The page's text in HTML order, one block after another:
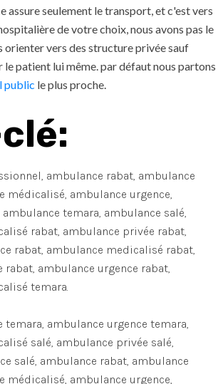
assure seulement le transport, et c'est vers
de votre choix, nous avons pas le
orienter vers des structure privée sauf
le patient lui même. par défaut nous partons
public le plus proche.
ambulance rabat, ambulance
médicalisé, ambulance urgence,
temara, ambulance salé,
rabat, ambulance privée rabat,
rabat, ambulance medicalisé rabat,
rabat, ambulance urgence rabat,
temara.
temara, ambulance urgence temara,
salé, ambulance privée salé,
salé, ambulance rabat, ambulance
médicalisé, ambulance urgence,